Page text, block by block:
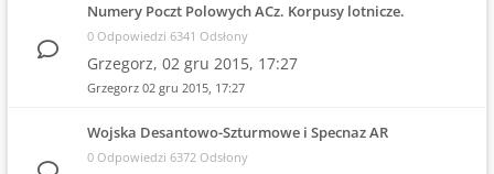
Numery Poczt Polowych ACz. Korpusy lotnicze.
0 Odpowiedzi 6341 Odsłony
Grzegorz, 02 gru 2015, 17:27
Grzegorz 02 gru 2015, 17:27
Wojska Desantowo-Szturmowe i Specnaz AR
0 Odpowiedzi 6372 Odsłony